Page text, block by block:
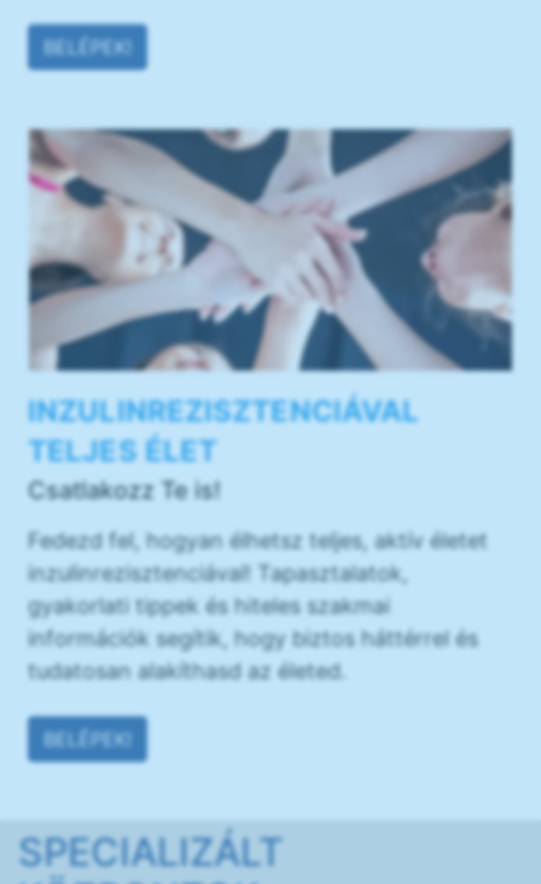
BELÉPEK!
INZULINREZISZTENCIÁVAL
TELJES ÉLET
Csatlakozz Te is!
Fedezd fel, hogyan élhetsz teljes, aktív életet
inzulinrezisztenciával! Tapasztalatok,
gyakorlati tippek és hiteles szakmai
információk segítik, hogy biztos háttérrel és
tudatosan alakíthasd az életed.
BELÉPEK!
SPECIALIZÁLT